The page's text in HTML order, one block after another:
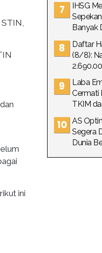
STIN,
ini
IHSG
Banyak
Daftar
(8/8):
Laba
Cermati
TKIM
AS
Segera
Dunia